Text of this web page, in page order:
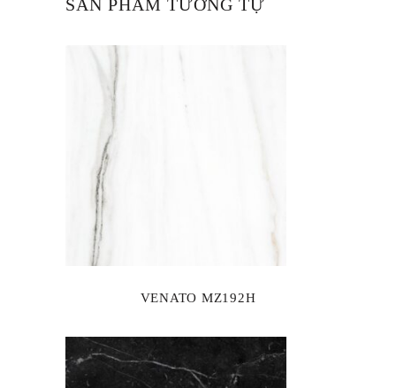
SẢN PHẨM TƯƠNG TỰ
VENATO MZ192H